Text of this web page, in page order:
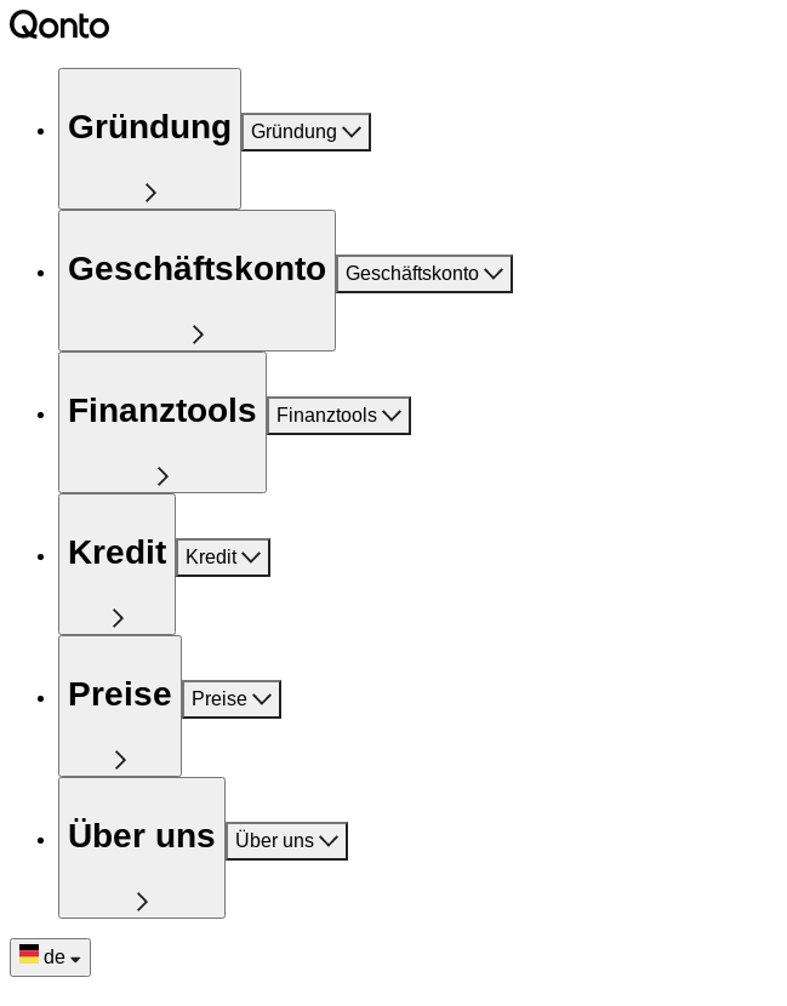
Gründung Gründung
Geschäftskonto Geschäftskonto
Finanztools Finanztools
Kredit Kredit
Preise Preise
Über uns Über uns
de